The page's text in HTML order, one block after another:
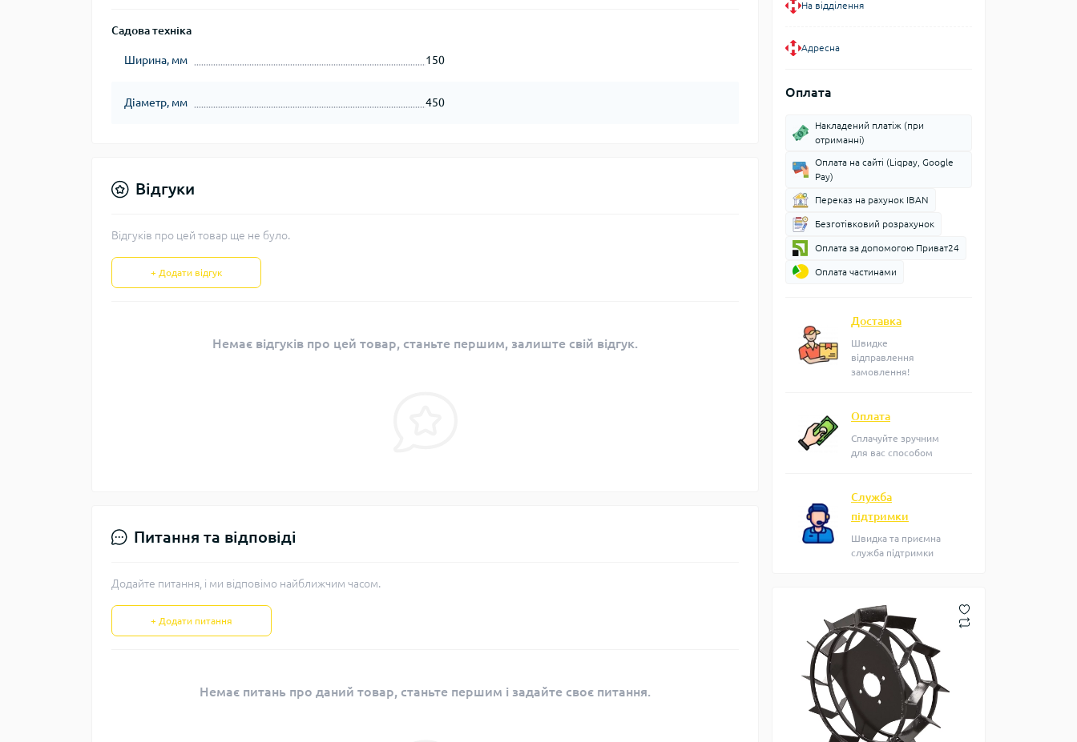
На відділення
Адресна
Оплата
Накладений платіж (при
отриманні)
Оплата на сайті (Liqpay, Google
Pay)
Переказ на рахунок IBAN
Безготівковий розрахунок
Оплата за допомогою Приват24
Оплата частинами
Доставка
Швидке
відправлення
замовлення!
Оплата
Сплачуйте зручним
для вас способом
Служба
підтримки
Швидка та приємна
служба підтримки
Садова техніка
Ширина, мм 150
Діаметр, мм 450
Відгуки
Відгуків про цей товар ще не було.
+ Додати відгук
Немає відгуків про цей товар, станьте першим, залиште свій відгук.
Питання та відповіді
Додайте питання, і ми відповімо найближчим часом.
+ Додати питання
Немає питань про даний товар, станьте першим і задайте своє питання.